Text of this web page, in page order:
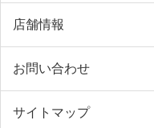
店舗情報
お問い合わせ
サイトマップ